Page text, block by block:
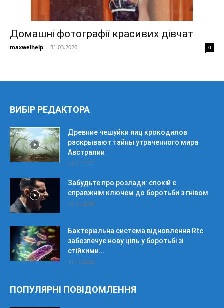
Домашні фотографії красивих дівчат
maxwelhelp - 31.03.2020 0
ВИБІР РЕДАКТОРА
Древние чешуйки яиц крокодилов
раскрывают тайны утраченного мира
Австралии
12.11.2025
Забудьте про розлади: спокій є
справжнім ключем до боротьби з гнівом
12.11.2025
Бактеріальна система відновлення Rtc
забезпечує нову ціль у боротьбі зі
стійкими...
11.11.2025
ПОПУЛЯРНІ ПОВІДОМЛЕННЯ